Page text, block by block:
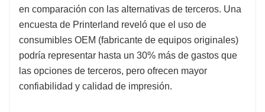
en comparación con las alternativas de terceros. Una
encuesta de Printerland reveló que el uso de
consumibles OEM (fabricante de equipos originales)
podría representar hasta un 30% más de gastos que
las opciones de terceros, pero ofrecen mayor
confiabilidad y calidad de impresión.